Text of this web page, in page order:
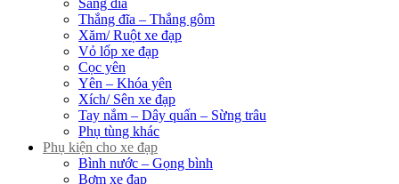
Thắng đĩa – Thắng gôm
Xăm/ Ruột xe đạp
Vỏ lốp xe đạp
Cọc yên
Yên – Khóa yên
Xích/ Sên xe đạp
Tay nắm – Dây quấn – Sừng trâu
Phụ tùng khác
Phụ kiện cho xe đạp
Bình nước – Gọng bình
Bơm xe đạp